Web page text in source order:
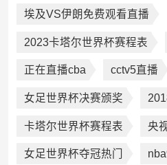
埃及VS伊朗免费观看直播
2023卡塔尔世界杯赛程表
正在直播cba cctv5直播
女足世界杯决赛颁奖
卡塔尔世界杯赛程表 央
女足世界杯夺冠热门